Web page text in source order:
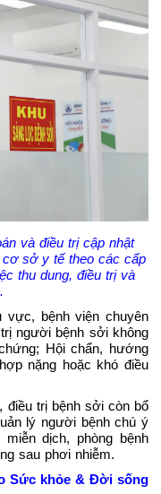
và điều trị cập nhật
sở y tế theo các cấp
thu dung, điều trị và
vực, bệnh viện chuyên
người bệnh sởi không
Hội chẩn, hướng
nặng hoặc khó điều
điều trị bệnh sởi còn bổ
lý người bệnh chú ý
dịch, phòng bệnh
sau phơi nhiễm.
Sức khỏe & Đời sống